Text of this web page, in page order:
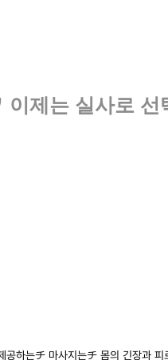
제는 실사로 선
하는チ 마사지는チ 몸의 긴장과